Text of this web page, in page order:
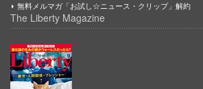
無料メルマガ「お試し☆ニュース・クリップ」解約
The Liberty Magazine